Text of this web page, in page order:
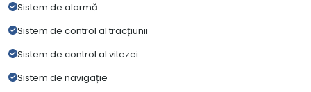
Sistem de alarmă
Sistem de control al tracțiunii
Sistem de control al vitezei
Sistem de navigație